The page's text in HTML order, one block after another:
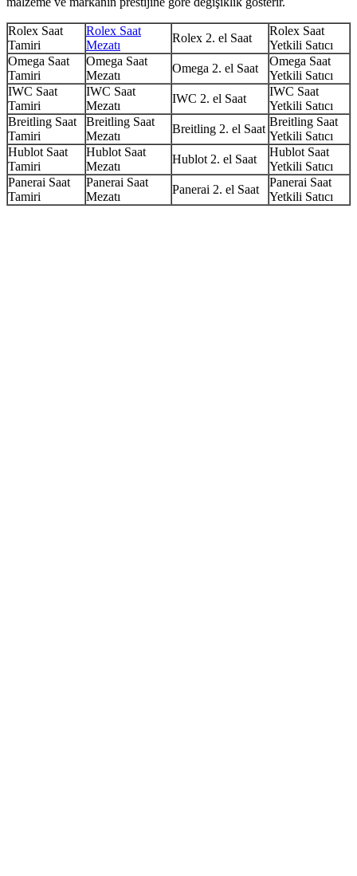
Rolex Saat
Tamiri
Rolex Saat
Mezatı
Rolex 2. el Saat
Rolex Saat
Yetkili Satıcı
Omega Saat
Tamiri
Omega Saat
Mezatı
Omega 2. el Saat
Omega Saat
Yetkili Satıcı
IWC Saat
Tamiri
IWC Saat
Mezatı
IWC 2. el Saat
IWC Saat
Yetkili Satıcı
Breitling Saat
Tamiri
Breitling Saat
Mezatı
Breitling 2. el Saat
Breitling Saat
Yetkili Satıcı
Hublot Saat
Tamiri
Hublot Saat
Mezatı
Hublot 2. el Saat
Hublot Saat
Yetkili Satıcı
Panerai Saat
Tamiri
Panerai Saat
Mezatı
Panerai 2. el Saat
Panerai Saat
Yetkili Satıcı